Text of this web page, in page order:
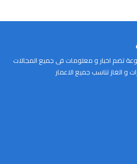
تضم اخبار و معلومات فى جميع المجالات
و الغاز تناسب جميع الاعمار